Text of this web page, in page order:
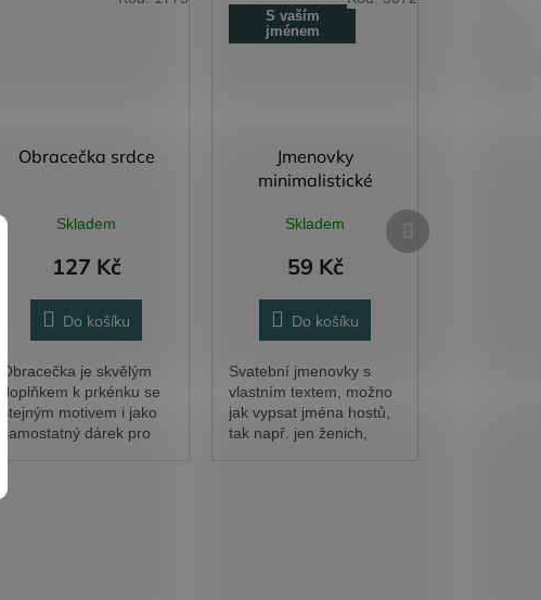
Obracečka srdce
Skladem
127 Kč
Do košíku
Obracečka je skvělým
doplňkem k prkénku se
stejným motivem i jako
samostatný dárek pro
kdo rádi vaří. Text
S vaším
jménem
Jmenovky
minimalistické
Skladem
59 Kč
Do košíku
Svatební jmenovky s
vlastním textem, možno
jak vypsat jména hostů,
tak např. jen ženich,
Další
produkt